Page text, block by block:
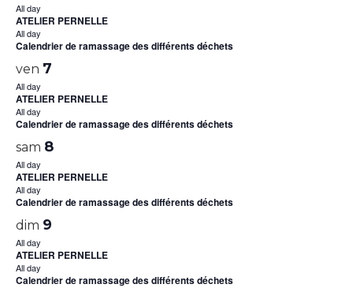
All day
ATELIER PERNELLE
All day
Calendrier de ramassage des différents déchets
ven 7
All day
ATELIER PERNELLE
All day
Calendrier de ramassage des différents déchets
sam 8
All day
ATELIER PERNELLE
All day
Calendrier de ramassage des différents déchets
dim 9
All day
ATELIER PERNELLE
All day
Calendrier de ramassage des différents déchets